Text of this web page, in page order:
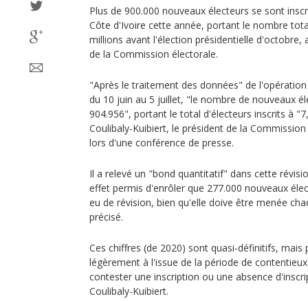
Plus de 900.000 nouveaux électeurs se sont
Côte d'Ivoire cette année, portant le nombre
millions avant l'élection présidentielle d'octobre,
de la Commission électorale.
"Après le traitement des données" de
du 10 juin au 5 juillet, "le nombre de nouveaux
904.956", portant le total d'électeurs inscrits à
Coulibaly-Kuibiert, le président de la
lors d'une conférence de presse.
Il a relevé un "bond quantitatif" dans cette
effet permis d'enrôler que 277.000 nouveaux
eu de révision, bien qu'elle doive être menée
précisé.
Ces chiffres (de 2020) sont quasi-définitifs, mais
légèrement à l'issue de la période de
contester une inscription ou une absence
Coulibaly-Kuibiert.